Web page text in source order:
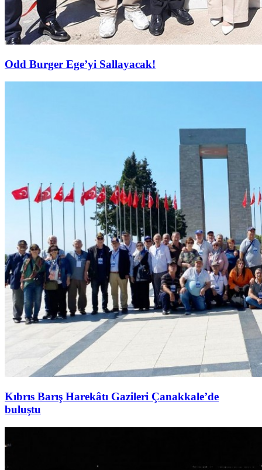
Odd Burger Ege’yi Sallayacak!
Kıbrıs Barış Harekâtı Gazileri Çanakkale’de
buluştu